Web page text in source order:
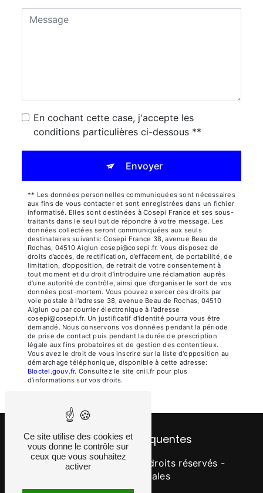
En cochant cette case, j'accepte les
conditions particulières ci-dessous **
Envoyer
** Les données personnelles communiquées sont nécessaires
aux fins de vous contacter et sont enregistrées dans un fichier
informatisé. Elles sont destinées à Cosepi France et ses sous-
traitants dans le seul but de répondre à votre message. Les
données collectées seront communiquées aux seuls
destinataires suivants: Cosepi France 38, avenue Beau de
Rochas, 04510 Aiglun cosepi@cosepi.fr. Vous disposez de
droits d’accès, de rectification, d’effacement, de portabilité, de
limitation, d’opposition, de retrait de votre consentement à
tout moment et du droit d’introduire une réclamation auprès
d’une autorité de contrôle, ainsi que d’organiser le sort de vos
données post-mortem. Vous pouvez exercer ces droits par
voie postale à l'adresse 38, avenue Beau de Rochas, 04510
Aiglun ou par courrier électronique à l'adresse
cosepi@cosepi.fr. Un justificatif d'identité pourra vous être
demandé. Nous conservons vos données pendant la période
de prise de contact puis pendant la durée de prescription
légale aux fins probatoires et de gestion des contentieux.
Vous avez le droit de vous inscrire sur la liste d'opposition au
démarchage téléphonique, disponible à cette adresse:
Bloctel.gouv.fr. Consultez le site cnil.fr pour plus
d’informations sur vos droits.
Recherches fréquentes
©Vistalid- 2026 - Tous droits réservés -
Mentions légales
Ce site utilise des cookies et
vous donne le contrôle sur
ceux que vous souhaitez
activer